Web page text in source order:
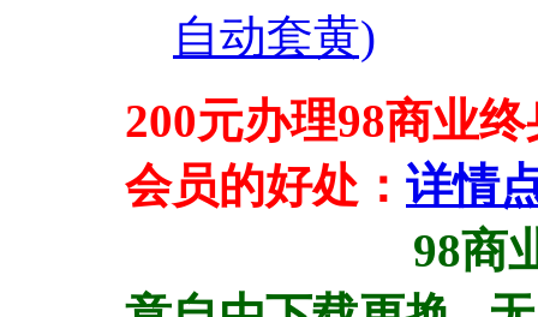
自动套黄)
200元办理98商业
会员的好处： 详情
98商业终身会